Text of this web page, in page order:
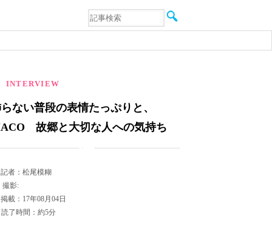
音楽
エンタメ
INTERVIEW
ない普段の表情たっぷりと、
故郷と大切な人への気持ち
記者：松尾模糊
撮影:
掲載：17年08月04日
読了時間：約5分